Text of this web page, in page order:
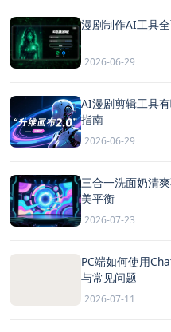
漫剧制作AI工具
2026-06-29
AI漫剧剪辑工具
指南
2026-06-29
三合一洗面奶清
美平衡
2026-07-23
PC端如何使用
与常见问题
2026-07-11